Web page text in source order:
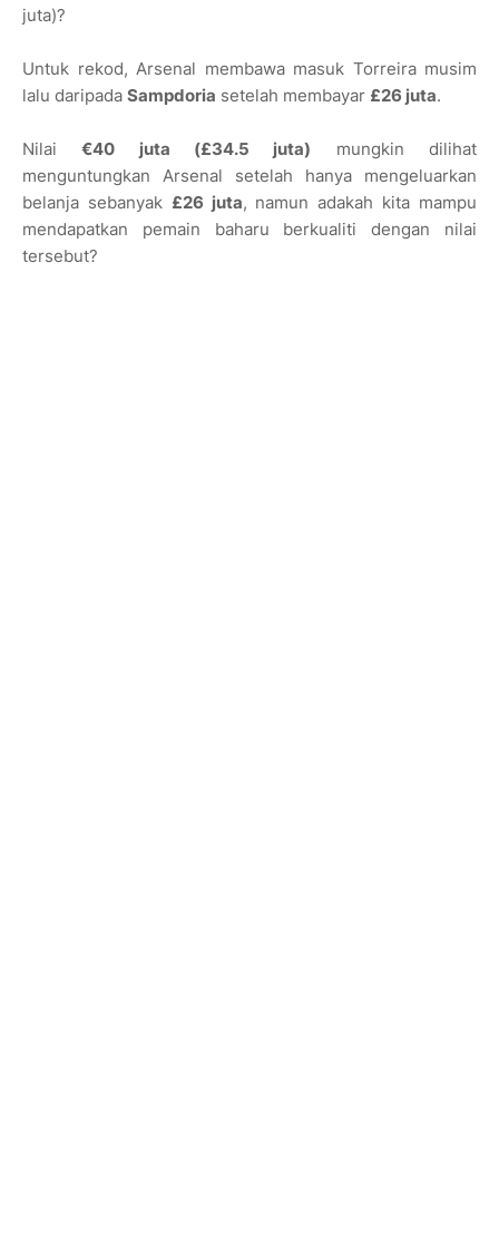
juta)?
Untuk rekod, Arsenal membawa masuk Torreira musim
lalu daripada Sampdoria setelah membayar £26 juta.
Nilai€40 juta (£34.5 juta) mungkin dilihat
menguntungkan Arsenal setelah hanya mengeluarkan
belanja sebanyak £26 juta, namun adakah kita mampu
mendapatkan pemain baharu berkualiti dengan nilai
tersebut?